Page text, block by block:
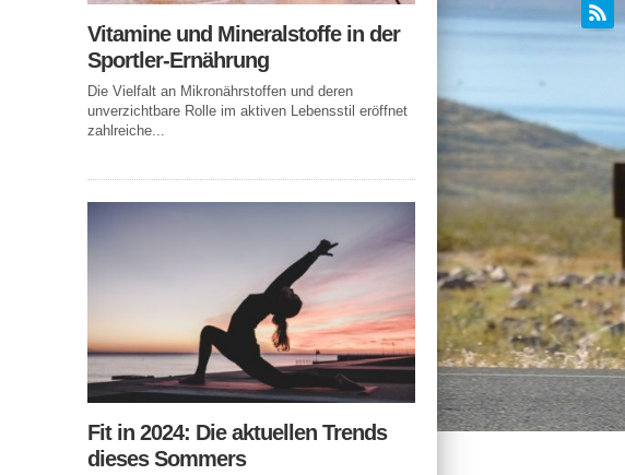
Vitamine und Mineralstoffe in der
Sportler-Ernährung
Die Vielfalt an Mikronährstoffen und deren
unverzichtbare Rolle im aktiven Lebensstil eröffnet
zahlreiche...
Fit in 2024: Die aktuellen Trends
dieses Sommers